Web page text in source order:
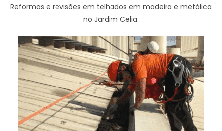
Reformas e revisões em telhados em madeira e metálica
no Jardim Celia.